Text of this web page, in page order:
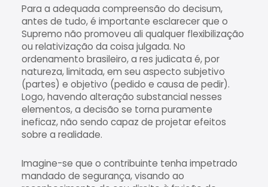
Para a adequada compreensão do decisum,
antes de tudo, é importante esclarecer que o
Supremo não promoveu ali qualquer flexibilização
ou relativização da coisa julgada. No
ordenamento brasileiro, a res judicata é, por
natureza, limitada, em seu aspecto subjetivo
(partes) e objetivo (pedido e causa de pedir).
Logo, havendo alteração substancial nesses
elementos, a decisão se torna puramente
ineficaz, não sendo capaz de projetar efeitos
sobre a realidade.
Imagine-se que o contribuinte tenha impetrado
mandado de segurança, visando ao